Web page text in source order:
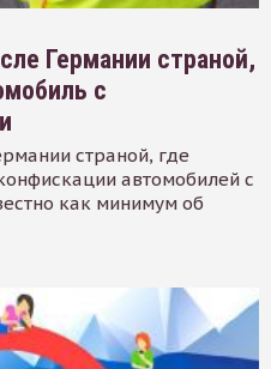
Германии страной,
с
страной, где
автомобилей с
как минимум об